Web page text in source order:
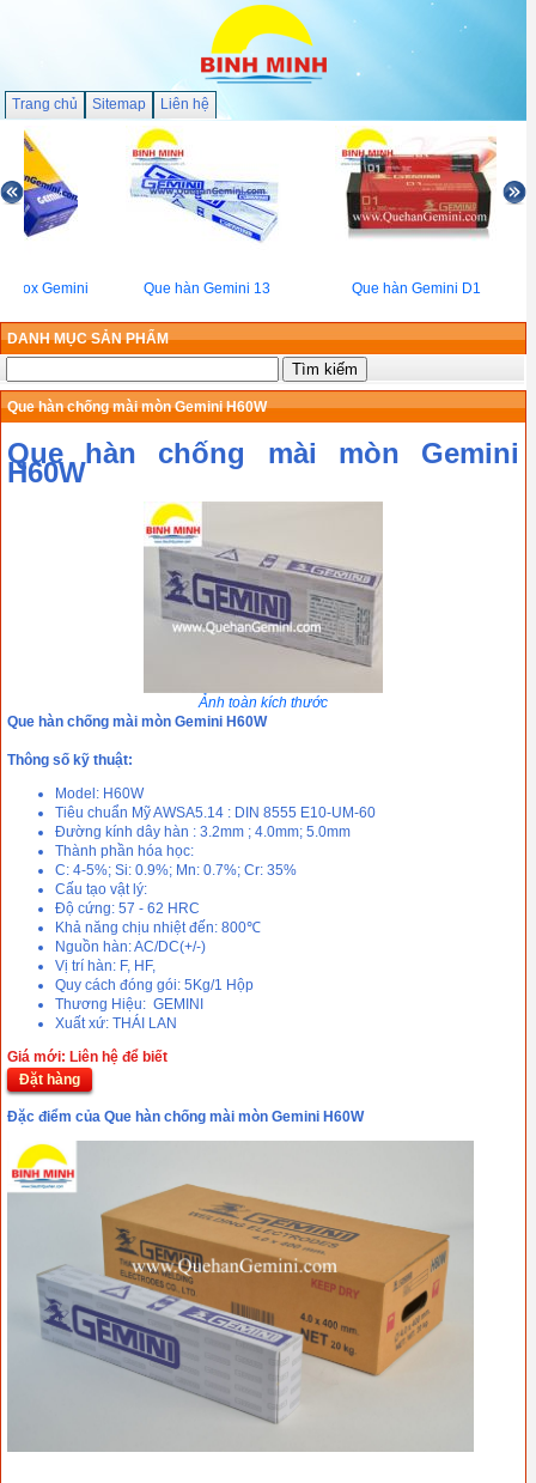
Trang chủ Sitemap Liên hệ
inox Gemini
Que hàn Gemini 13 Que hàn Gemini D1
DANH MỤC SẢN PHẨM
Que hàn chống mài mòn Gemini H60W
Que hàn chống mài mòn Gemini
H60W
Ảnh toàn kích thước
Que hàn chống mài mòn Gemini H60W
Thông số kỹ thuật:
Model: H60W
Tiêu chuẩn Mỹ AWSA5.14 : DIN 8555 E10-UM-60
Đường kính dây hàn : 3.2mm ; 4.0mm; 5.0mm
Thành phần hóa học:
C: 4-5%; Si: 0.9%; Mn: 0.7%; Cr: 35%
Cấu tạo vật lý:
Độ cứng: 57 - 62 HRC
Khả năng chịu nhiệt đến: 800℃
Nguồn hàn: AC/DC(+/-)
Vị trí hàn: F, HF,
Quy cách đóng gói: 5Kg/1 Hộp
Thương Hiệu: GEMINI
Xuất xứ: THÁI LAN
Giá mới: Liên hệ để biết
Đặt hàng
Đặc điểm của Que hàn chống mài mòn Gemini H60W